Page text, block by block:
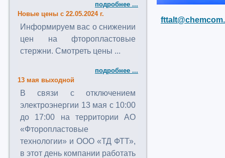
подробнее ...
Новые цены с 22.05.2024 г.
Информируем вас о снижении
цен на фторопластовые
стержни. Смотреть цены ...
подробнее ...
13 мая выходной
В связи с отключением
электроэнергии 13 мая с 10:00
до 17:00 на территории АО
«Фторопластовые
технологии» и ООО «ТД ФТТ»,
в этот день компании работать